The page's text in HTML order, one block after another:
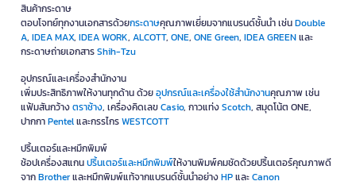
สินค้ากระดาษ
ตอบโจทย์ทุกงานเอกสารด้วยกระดาษคุณภาพเยี่ยมจากแบรนด์ชั้นนำ เช่นDouble
A, IDEA MAX, IDEA WORK, ALCOTT, ONE, ONE Green, IDEA GREENและ
กระดาษถ่ายเอกสารShih-Tzu
อุปกรณ์และเครื่องสำนักงาน
เพิ่มประสิทธิภาพให้งานทุกด้าน ด้วยอุปกรณ์และเครื่องใช้สำนักงานคุณภาพ เช่น
แฟ้มสันกว้างตราช้าง, เครื่องคิดเลขCasio, กาวแท่งScotch, สมุดโน้ต ONE,
ปากกาPentelและกรรไกรWESTCOTT
ปริ้นเตอร์และหมึกพิมพ์
ช้อปเครื่องสแกนปริ้นเตอร์และหมึกพิมพ์ให้งานพิมพ์คมชัดด้วยปริ้นเตอร์คุณภาพดี
จากBrotherและหมึกพิมพ์แท้จากแบรนด์ชั้นนำอย่างHPและCanon